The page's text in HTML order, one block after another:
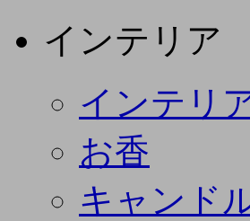
インテリア
インテリ
お香
キャンド